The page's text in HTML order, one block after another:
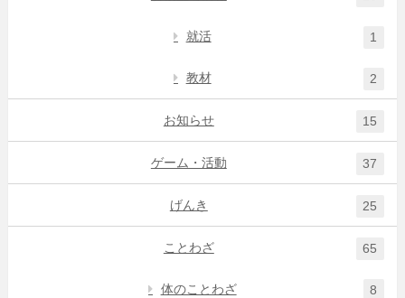
就活 1
教材 2
お知らせ 15
ゲーム・活動 37
げんき 25
ことわざ 65
体のことわざ 8